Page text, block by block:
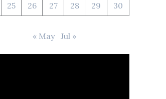
25 26 27 28 29 30
« May Jul »